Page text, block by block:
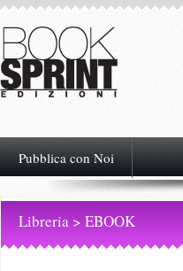
Pubblica con Noi
Libreria > EBOOK